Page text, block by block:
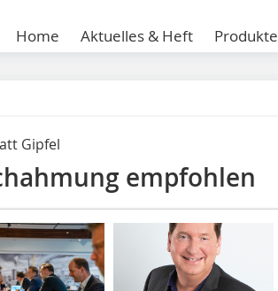
Home Aktuelles & Heft Produkte
Gipfel
empfohlen